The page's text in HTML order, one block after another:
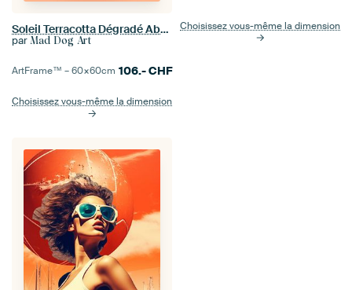
Soleil Terracotta Dégradé Abstrait
par Mad Dog Art
ArtFrame™ –60×60cm 106.-CHF
Choisissez vous-même la dimension
Choisissez vous-même la dimension